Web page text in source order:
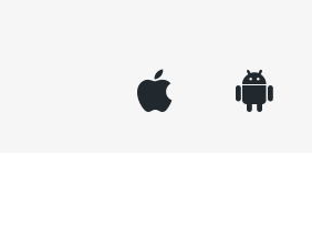
appleinc android